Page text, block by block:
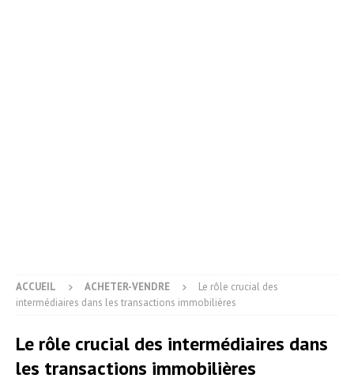
ACCUEIL ACHETER-VENDRE
Le rôle crucial des
intermédiaires dans les transactions immobilières
Le rôle crucial des intermédiaires dans
les transactions immobilières